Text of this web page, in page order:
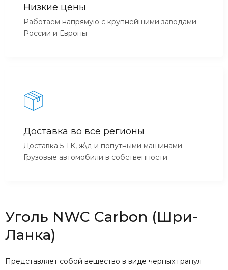
Низкие цены
Работаем напрямую с крупнейшими заводами
России и Европы
Доставка во все регионы
Доставка 5 ТК, ж\д и попутными машинами.
Грузовые автомобили в собственности
Уголь NWC Carbon (Шри-
Ланка)
Представляет собой вещество в виде черных гранул